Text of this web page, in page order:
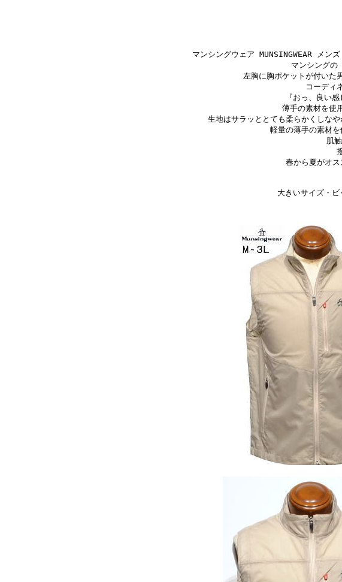
マンシングウェア MUNSINGWEAR メ
マンシングの
左胸に胸ポケットが付いた
コーディ
『おっ、良い
薄手の素材を使
生地はサラッととても柔らかくしな
軽量の薄手の素材を
肌
春から夏がオ
大きいサイズ・ビ